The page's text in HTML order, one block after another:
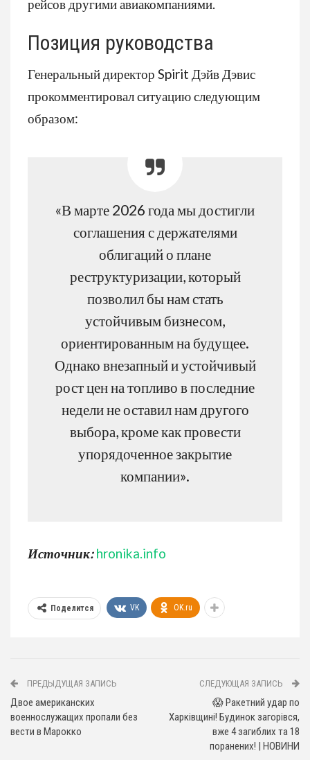
рейсов другими авиакомпаниями.
Позиция руководства
Генеральный директор Spirit Дэйв Дэвис
прокомментировал ситуацию следующим
образом:
«В марте 2026 года мы достигли
соглашения с держателями
облигаций о плане
реструктуризации, который
позволил бы нам стать
устойчивым бизнесом,
ориентированным на будущее.
Однако внезапный и устойчивый
рост цен на топливо в последние
недели не оставил нам другого
выбора, кроме как провести
упорядоченное закрытие
компании».
Источник: hronika.info
Поделится VK OK.ru
ПРЕДЫДУЩАЯ ЗАПИСЬ
Двое американских
военнослужащих пропали без
вести в Марокко
СЛЕДУЮЩАЯ ЗАПИСЬ
😱 Ракетний удар по
Харківщині! Будинок загорівся,
вже 4 загиблих та 18
поранених! | НОВИНИ